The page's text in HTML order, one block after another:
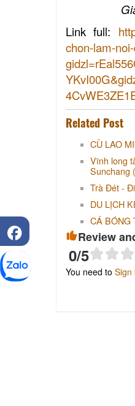
Link full:
chon-lam-
Related Post
CÙ LAO
Vĩnh long
Sunchang
Trà Đét -
DU LỊCH
CÁ BÓNG
Review
0/5
You need to Sign